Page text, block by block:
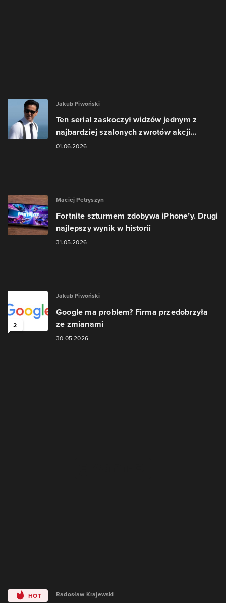
Jakub Piwoński
Ten serial zaskoczył widzów jednym z
najbardziej szalonych zwrotów akcji...
01.06.2026
Maciej Petryszyn
Fortnite szturmem zdobywa iPhone’y. Drugi
najlepszy wynik w historii
31.05.2026
2
Jakub Piwoński
Google ma problem? Firma przedobrzyła
ze zmianami
30.05.2026
HOT Radosław Krajewski